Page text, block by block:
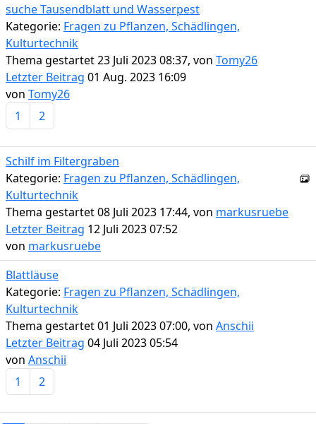
suche Tausendblatt und Wasserpest
Kategorie: Fragen zu Pflanzen, Schädlingen,
Kulturtechnik
Thema gestartet 23 Juli 2023 08:37, von Tomy26
Letzter Beitrag 01 Aug. 2023 16:09
von Tomy26
1
2
Schilf im Filtergraben
Kategorie: Fragen zu Pflanzen, Schädlingen,
Kulturtechnik
Thema gestartet 08 Juli 2023 17:44, von markusruebe
Letzter Beitrag 12 Juli 2023 07:52
von markusruebe
Blattläuse
Kategorie: Fragen zu Pflanzen, Schädlingen,
Kulturtechnik
Thema gestartet 01 Juli 2023 07:00, von Anschii
Letzter Beitrag 04 Juli 2023 05:54
von Anschii
1
2